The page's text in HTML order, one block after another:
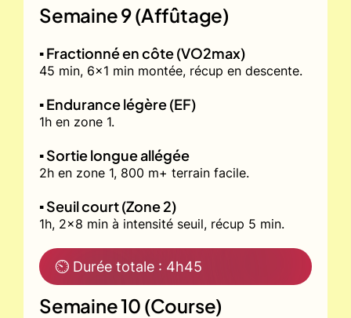
Semaine 9 (Affûtage)
▪️ Fractionné en côte (VO2max)
45 min, 6x1 min montée, récup en descente.
▪️ Endurance légère (EF)
1h en zone 1.
▪️ Sortie longue allégée
2h en zone 1, 800 m+ terrain facile.
▪️ Seuil court (Zone 2)
1h, 2x8 min à intensité seuil, récup 5 min.
⏲ Durée totale : 4h45
Semaine 10 (Course)